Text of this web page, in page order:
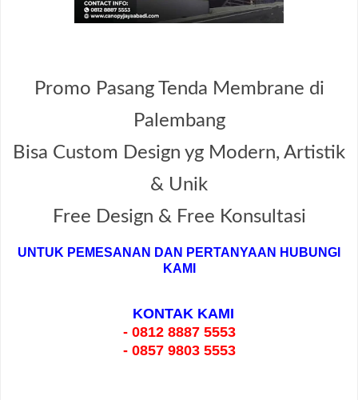
Promo Pasang Tenda Membrane di
Palembang
Bisa Custom Design yg Modern, Artistik
& Unik
Free Design & Free Konsultasi
UNTUK PEMESANAN DAN PERTANYAAN HUBUNGI
KAMI
KONTAK KAMI
- 0812 8887 5553
- 0857 9803 5553